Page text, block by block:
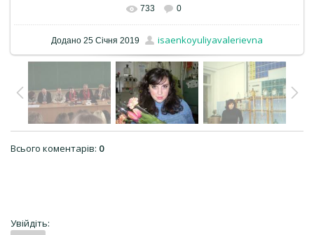
733 0
Додано 25 Січня 2019 isaenkoyuliyavalerievna
Всього коментарів: 0
Увійдіть: